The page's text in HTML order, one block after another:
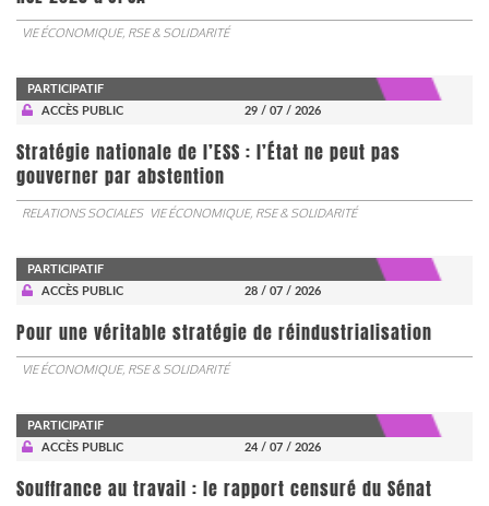
VIE ÉCONOMIQUE, RSE & SOLIDARITÉ
PARTICIPATIF
ACCÈS PUBLIC
29 / 07 / 2026
Stratégie nationale de l’ESS : l’État ne peut pas
gouverner par abstention
RELATIONS SOCIALES VIE ÉCONOMIQUE, RSE & SOLIDARITÉ
PARTICIPATIF
ACCÈS PUBLIC
28 / 07 / 2026
Pour une véritable stratégie de réindustrialisation
VIE ÉCONOMIQUE, RSE & SOLIDARITÉ
PARTICIPATIF
ACCÈS PUBLIC
24 / 07 / 2026
Souffrance au travail : le rapport censuré du Sénat